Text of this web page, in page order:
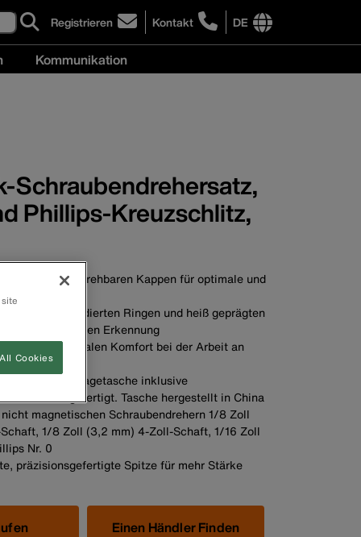
Registrieren
click
to
sign-
Kontakt
Kontakt
DE
International
Kommunikation
Schraubendrehersatz,
Phillips-Kreuzschlitz,
mit drehbaren Kappen für optimale und
mit farbcodierten Ringen und heiß geprägten
zur schnellen Erkennung
für maximalen Komfort bei der Arbeit an
Tragetasche inklusive
in den USA gefertigt. Tasche hergestellt in China
magnetischen Schraubendrehern 1/8 Zoll
1/8 Zoll (3,2 mm) 4-Zoll-Schaft, 1/16 Zoll
Nr. 0
präzisionsgefertigte Spitze für mehr Stärke
Einen Händler Finden
Cookies